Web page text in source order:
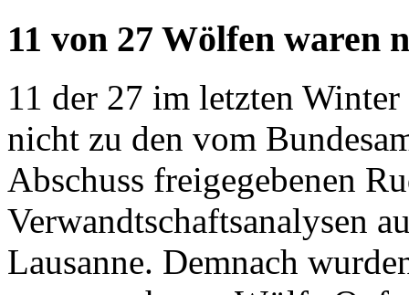
11 von 27 Wölfen waren
11 der 27 im letzten
nicht zu den vom
Abschuss freigegebenen
Verwandtschaftsanalysen
Lausanne. Demnach